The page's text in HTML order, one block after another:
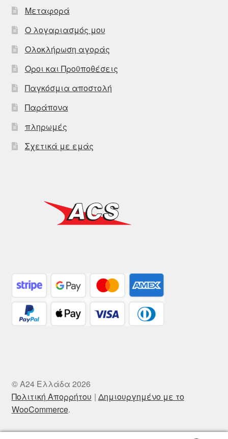
Μεταφορά
Ο λογαριασμός μου
Ολοκλήρωση αγοράς
Οροι και Προϋποθέσεις
Παγκόσμια αποστολή
Παράπονα
πληρωμές
Σχετικά με εμάς
© A24 Ελλάδα 2026
Πολιτική Απορρήτου
Δημιουργημένο με το
WooCommerce.